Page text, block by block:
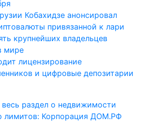
Кобахидзе анонсировал
привязанной к лари
крупнейших владельцев
мире
лицензирование
и цифровые депозитарии
лимитов: Корпорация ДОМ.РФ